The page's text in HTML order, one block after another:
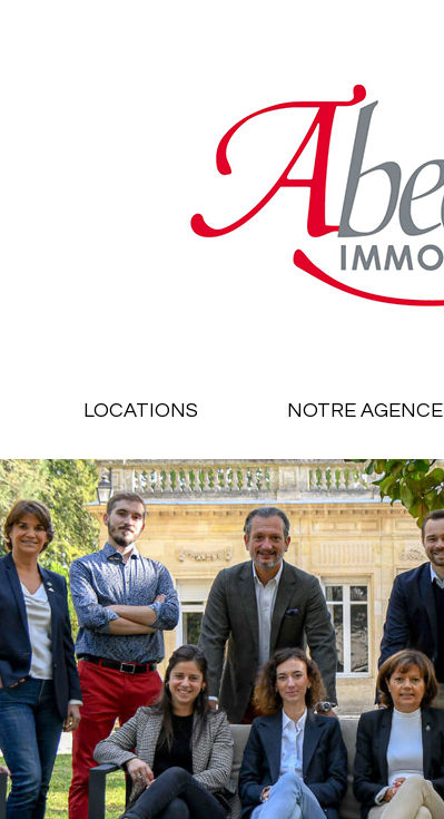
LOCATIONS NOTRE AGENCE